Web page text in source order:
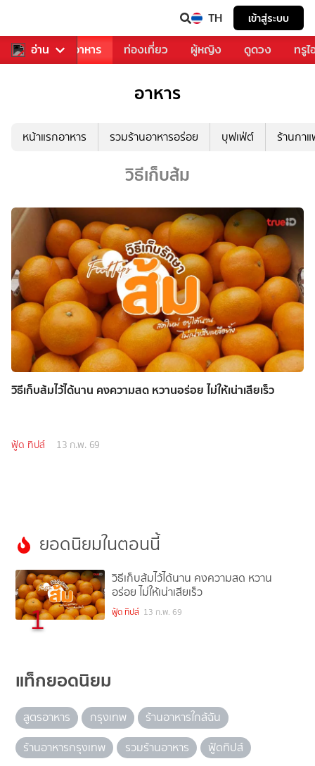
TH เข้าสู่ระบบ
อ่าน
การเพลง อาหาร ท่องเที่ยว ผู้หญิง ดูดวง ทรู
อาหาร
หน้าแรกอาหาร รวมร้านอาหารอร่อย บุฟเฟ่ต์ ร้านกา
วิธีเก็บส้ม
วิธีเก็บส้มไว้ได้นาน คงความสด หวานอร่อย ไม่ให้เน่าเสียเร็ว
ฟู้ด ทิปส์ 13 ก.พ. 69
ยอดนิยมในตอนนี้
1
วิธีเก็บส้มไว้ได้นาน คงความสด หวาน
อร่อย ไม่ให้เน่าเสียเร็ว
ฟู้ด ทิปส์ 13 ก.พ. 69
แท็กยอดนิยม
สูตรอาหาร กรุงเทพ
ร้านอาหารใกล้ฉัน
ร้านอาหารกรุงเทพ
รวมร้านอาหาร
ฟู้ดทิปส์